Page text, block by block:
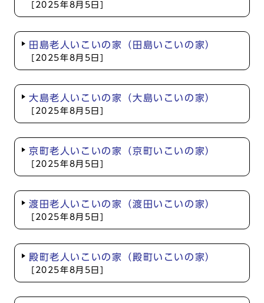
[2025年8月5日]
田島老人いこいの家（田島いこいの家）
[2025年8月5日]
大島老人いこいの家（大島いこいの家）
[2025年8月5日]
京町老人いこいの家（京町いこいの家）
[2025年8月5日]
渡田老人いこいの家（渡田いこいの家）
[2025年8月5日]
殿町老人いこいの家（殿町いこいの家）
[2025年8月5日]